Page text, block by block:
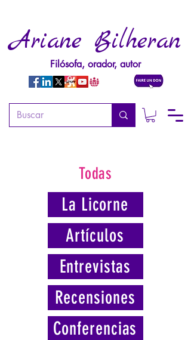
Ariane Bilheran
Filósofa, orador, autor
Todas
La Licorne
Artículos
Entrevistas
Recensiones
Conferencias